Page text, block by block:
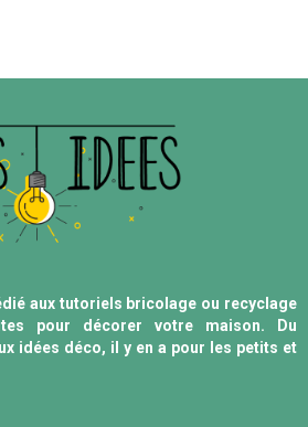
aux tutoriels bricolage ou recyclage
pour décorer votre maison. Du
idées déco, il y en a pour les petits et